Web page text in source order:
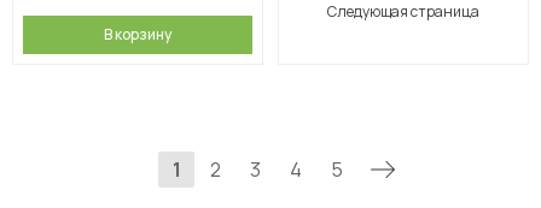
В корзину
Следующая страница
1 2 3 4 5